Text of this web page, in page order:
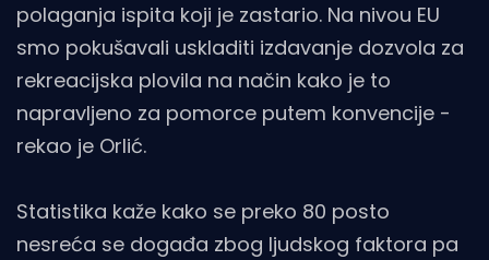
polaganja ispita koji je zastario. Na nivou EU
smo pokušavali uskladiti izdavanje dozvola za
rekreacijska plovila na način kako je to
napravljeno za pomorce putem konvencije -
rekao je Orlić.
Statistika kaže kako se preko 80 posto
nesreća se događa zbog ljudskog faktora pa